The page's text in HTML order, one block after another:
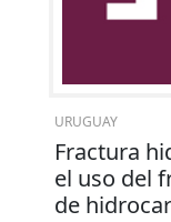
URUGUAY
Fractura
el uso del
de